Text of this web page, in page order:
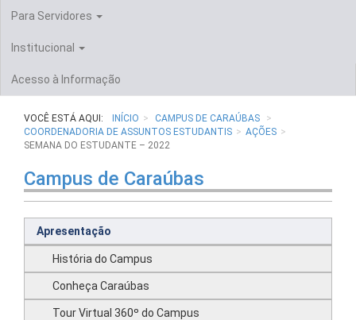
Para Servidores
Institucional
Acesso à Informação
VOCÊ ESTÁ AQUI: INÍCIO
CAMPUS DE CARAÚBAS
COORDENADORIA DE ASSUNTOS ESTUDANTIS
AÇÕES
SEMANA DO ESTUDANTE – 2022
Campus de Caraúbas
Apresentação
História do Campus
Conheça Caraúbas
Tour Virtual 360º do Campus